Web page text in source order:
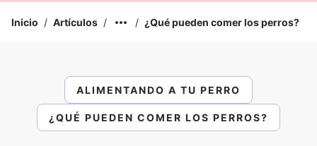
Inicio / Artículos / / ¿Qué pueden comer los perros?
ALIMENTANDO A TU PERRO
¿QUÉ PUEDEN COMER LOS PERROS?